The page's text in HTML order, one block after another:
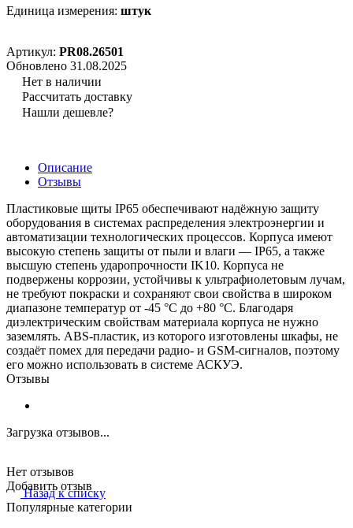
Единица измерения: штук
Артикул: PR08.26501
Обновлено 31.08.2025
Нет в наличии
Рассчитать доставку
Нашли дешевле?
Описание
Отзывы
Пластиковые щиты IP65 обеспечивают надёжную защиту
оборудования в системах распределения электроэнергии и
автоматизации технологических процессов. Корпуса имеют
высокую степень защиты от пыли и влаги — IP65, а также
высшую степень ударопрочности IK10. Корпуса не
подвержены коррозии, устойчивы к ультрафиолетовым лучам,
не требуют покраски и сохраняют свои свойства в широком
диапазоне температур от -45 °C до +80 °C. Благодаря
диэлектрическим свойствам материала корпуса не нужно
заземлять. ABS-пластик, из которого изготовлены шкафы, не
создаёт помех для передачи радио- и GSM-сигналов, поэтому
его можно использовать в системе АСКУЭ.
Отзывы
Загрузка отзывов...
Нет отзывов
Добавить отзыв
Назад к списку
Популярные категории